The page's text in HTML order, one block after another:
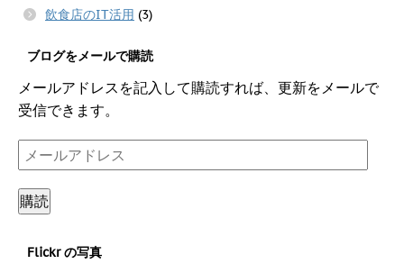
飲食店のIT活用 (3)
ブログをメールで購読
メールアドレスを記入して購読すれば、更新をメールで
受信できます。
メ
ー
ル
ア
レ
購読
Flickr の写真